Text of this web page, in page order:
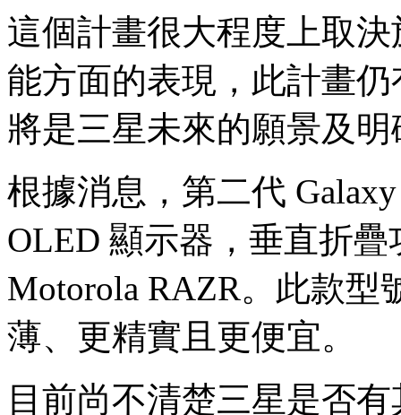
這個計畫很大程度上取
能方面的表現，此計畫
將是三星未來的願景及
根據消息，第二代
OLED 顯示器，垂直折
Motorola RAZR。此款型
薄、更精實且更便宜。
目前尚不清楚三星是否